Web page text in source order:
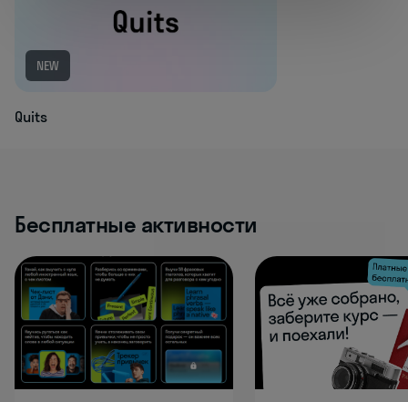
NEW
Quits
Бесплатные активности